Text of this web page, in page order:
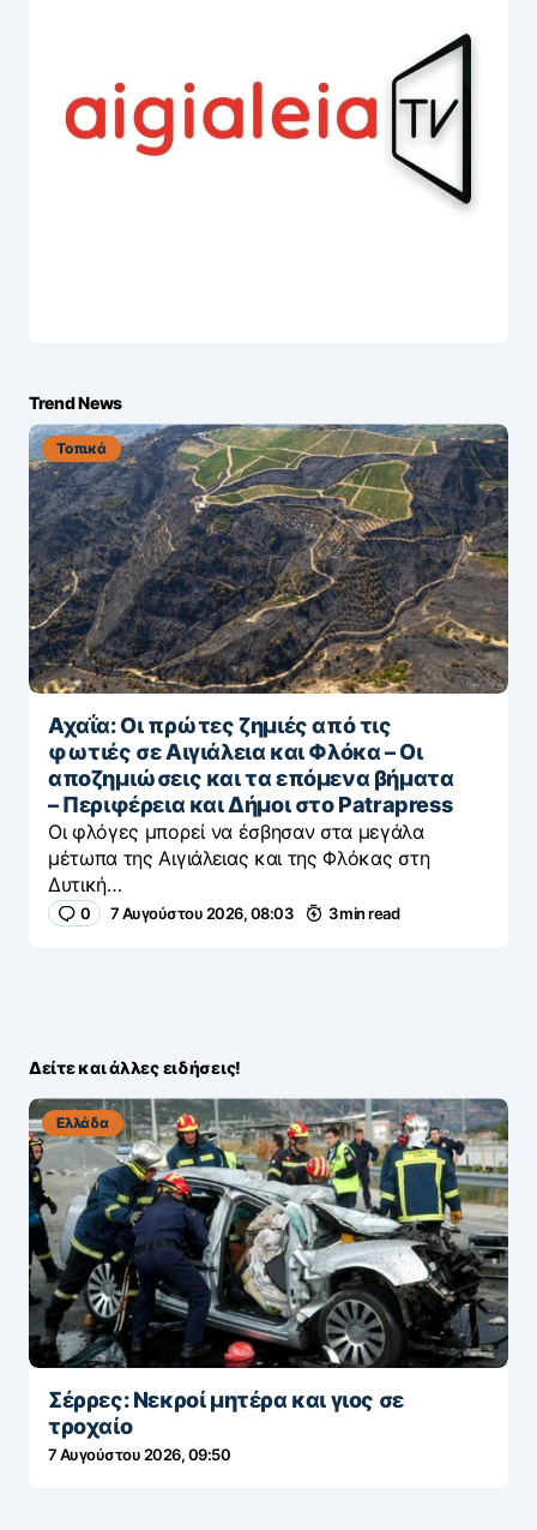
Trend News
Τοπικά
Αχαΐα: Οι πρώτες ζημιές από τις
φωτιές σε Αιγιάλεια και Φλόκα – Οι
αποζημιώσεις και τα επόμενα βήματα
– Περιφέρεια και Δήμοι στο Patrapress
Οι φλόγες μπορεί να έσβησαν στα μεγάλα
μέτωπα της Αιγιάλειας και της Φλόκας στη
Δυτική…
0 7 Αυγούστου 2026, 08:03 3 min read
Δείτε και άλλες ειδήσεις!
Ελλάδα
Σέρρες: Νεκροί μητέρα και γιος σε
τροχαίο
7 Αυγούστου 2026, 09:50